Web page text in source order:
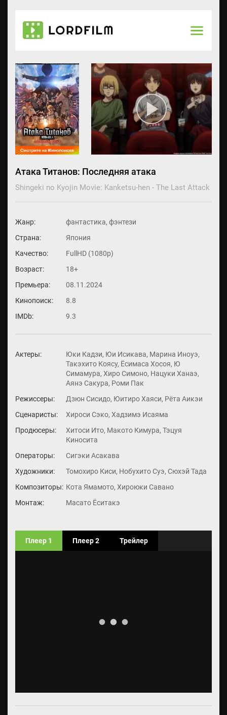
Атака Титанов: Последняя атака
Shingeki no Kyojin Movie: Kanketsu-hen - The Last Attack
Жанр:
фантастика, фэнтези
Страна:
Япония
Качество:
FullHD (1080p)
Возраст:
18+
Премьера:
08.11.2024
Кинопоиск:
8.8
IMDb:
9.3
Актеры:
Юки Кадзи, Юи Исикава, Марина Иноуэ,
Такэхито Коясу, Ёсимаса Хосоя, Ю
Симамура, Хиро Симоно, Нацуки Ханаэ,
Аянэ Сакура, Роми Пак
Режиссеры:
Дзюн Сисидо, Юитиро Хаяси, Рёта Аикэи
Сценаристы:
Хироси Сэко, Хадзимэ Исаяма
Продюсеры:
Хитоси Ито, Макото Кимура, Тэцуя
Киносита
Операторы:
Сигэки Асакава
Художники:
Томохиро Киси, Нобухито Суэ, Сюхэй Тада
Композиторы: Кота Ямамото, Хироюки Савано
Монтаж:
Масато Ёситакэ
Плеер 1 Плеер 2 Трейлер